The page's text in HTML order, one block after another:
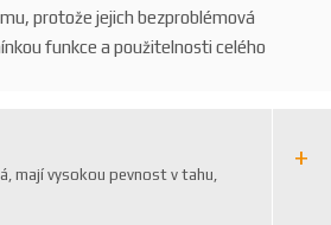
protože jejich bezproblémová
funkce a použitelnosti celého
mají vysokou pevnost v tahu,